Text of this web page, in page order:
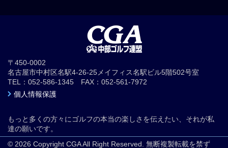
〒450-0002
名古屋市中村区名駅4-26-25メイフィス名駅ビル5階502号室
TEL：052-586-1345 FAX：052-561-7972
個人情報保護
もっと多くの方々にゴルフの本当の楽しさを伝えたい、それが私
達の願いです。
© 2026 Copyright CGA All Right Reserved. 無断複製転載を禁ず